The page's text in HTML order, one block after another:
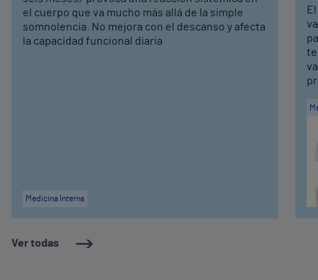
Ver todas
el cuerpo que va mucho más allá de la simple
somnolencia. No mejora con el descanso y afecta
la capacidad funcional diaria
Medicina Interna